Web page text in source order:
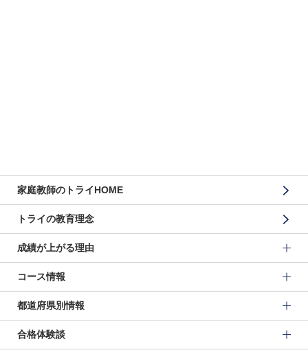
家庭教師のトライHOME
トライの教育理念
成績が上がる理由
コース情報
都道府県別情報
合格体験談